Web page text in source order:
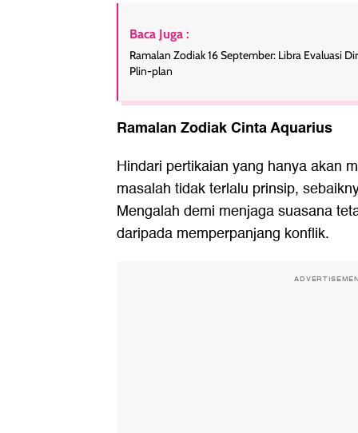
Baca Juga :
Ramalan Zodiak 16 September: Libra Evaluasi
Plin-plan
Ramalan Zodiak Cinta Aquarius
Hindari pertikaian yang hanya akan
masalah tidak terlalu prinsip,
Mengalah demi menjaga suasana
daripada memperpanjang konflik.